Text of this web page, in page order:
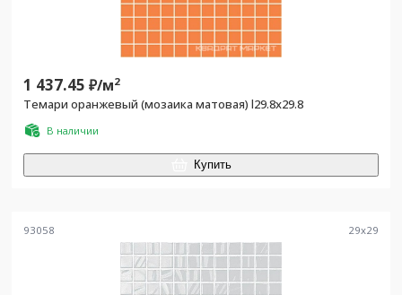
1 437.45 ₽/м2
Темари оранжевый (мозаика матовая) l29.8х29.8
В наличии
Купить
93058 29x29